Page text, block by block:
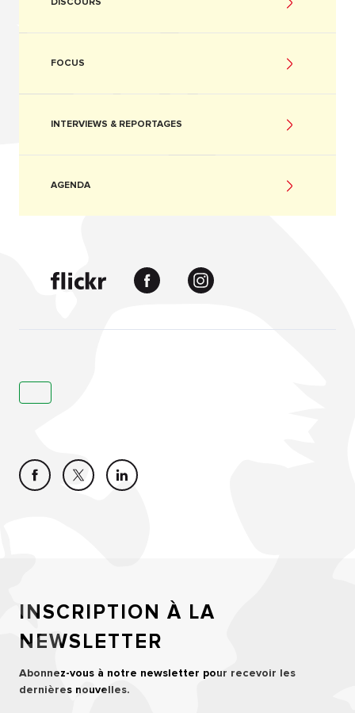
FOCUS
INTERVIEWS & REPORTAGES
AGENDA
INSCRIPTION À LA
NEWSLETTER
Abonnez-vous à notre newsletter pour recevoir les
dernières nouvelles.